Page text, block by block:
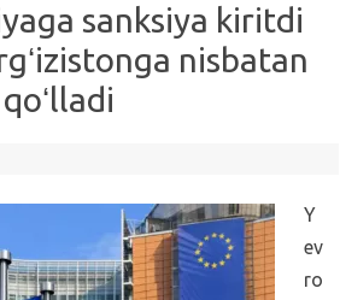
sanksiya kiritdi
nisbatan
Y
ev
ro